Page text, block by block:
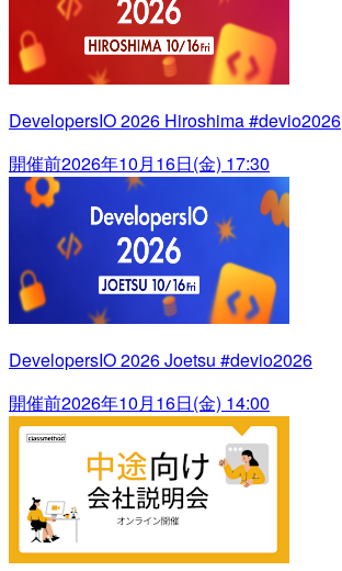
DevelopersIO 2026 Hiroshima #devio2026
開催前2026年10月16日(金) 17:30
DevelopersIO 2026 Joetsu #devio2026
開催前2026年10月16日(金) 14:00